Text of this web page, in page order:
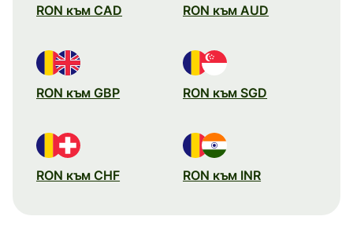
RON към CAD RON към AUD
RON към GBP RON към SGD
RON към CHF RON към INR